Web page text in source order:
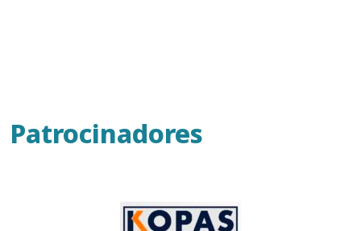
Patrocinadores